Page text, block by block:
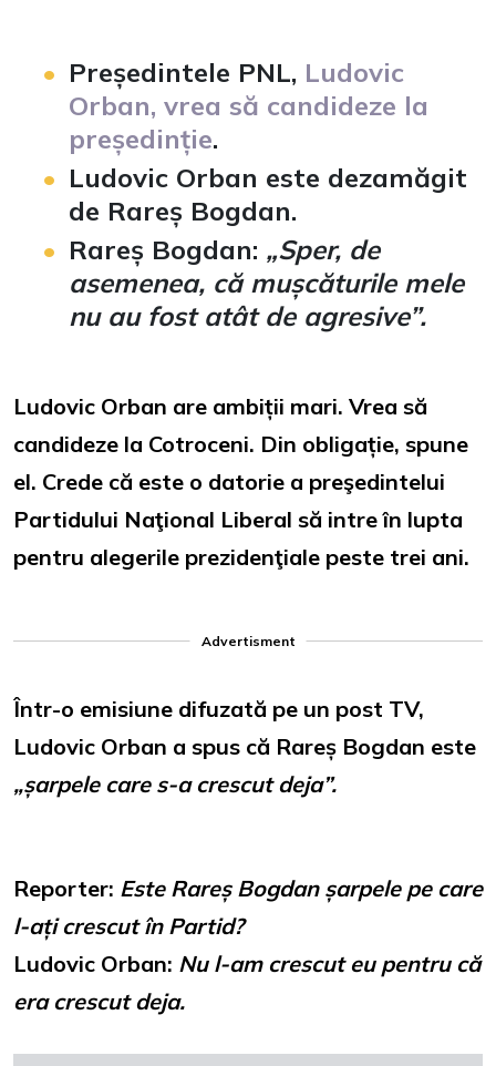
Președintele PNL, Ludovic
Orban, vrea să candideze la
președinție.
Ludovic Orban este dezamăgit
de Rareș Bogdan.
Rareș Bogdan: „Sper, de
asemenea, că mușcăturile mele
nu au fost atât de agresive”.
Ludovic Orban are ambiții mari. Vrea să
candideze la Cotroceni. Din obligație, spune
el. Crede că este o datorie a preşedintelui
Partidului Naţional Liberal să intre în lupta
pentru alegerile prezidenţiale peste trei ani.
Advertisment
Într-o emisiune difuzată pe un post TV,
Ludovic Orban a spus că Rareș Bogdan este
„șarpele care s-a crescut deja”.
Reporter: Este Rareș Bogdan șarpele pe care
l-ați crescut în Partid?
Ludovic Orban: Nu l-am crescut eu pentru că
era crescut deja.